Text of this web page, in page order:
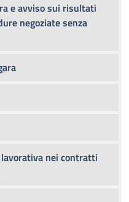
e avviso sui risultati
negoziate senza
nei contratti